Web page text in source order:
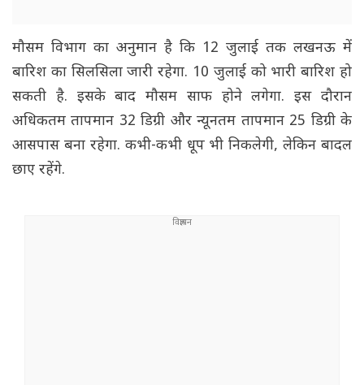
मौसम विभाग का अनुमान है कि 12 जुलाई तक लखनऊ में
बारिश का सिलसिला जारी रहेगा. 10 जुलाई को भारी बारिश हो
सकती है. इसके बाद मौसम साफ होने लगेगा. इस दौरान
अधिकतम तापमान 32 डिग्री और न्यूनतम तापमान 25 डिग्री के
आसपास बना रहेगा. कभी-कभी धूप भी निकलेगी, लेकिन बादल
छाए रहेंगे.